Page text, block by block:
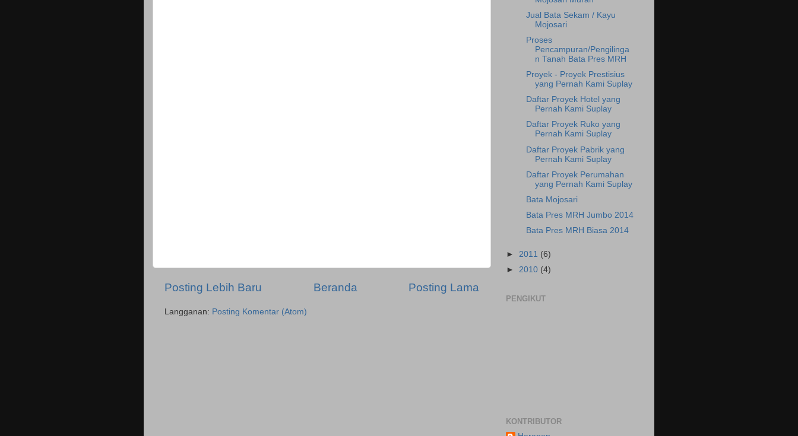
Posting Lebih Baru Posting Lama
Beranda
Langganan: Posting Komentar (Atom)
Jual Bata Sekam / Kayu
Mojosari
Proses
Pencampuran/Pengilinga
n Tanah Bata Pres MRH
Proyek - Proyek Prestisius
yang Pernah Kami Suplay
Daftar Proyek Hotel yang
Pernah Kami Suplay
Daftar Proyek Ruko yang
Pernah Kami Suplay
Daftar Proyek Pabrik yang
Pernah Kami Suplay
Daftar Proyek Perumahan
yang Pernah Kami Suplay
Bata Mojosari
Bata Pres MRH Jumbo 2014
Bata Pres MRH Biasa 2014
► 2011 (6)
► 2010 (4)
PENGIKUT
KONTRIBUTOR